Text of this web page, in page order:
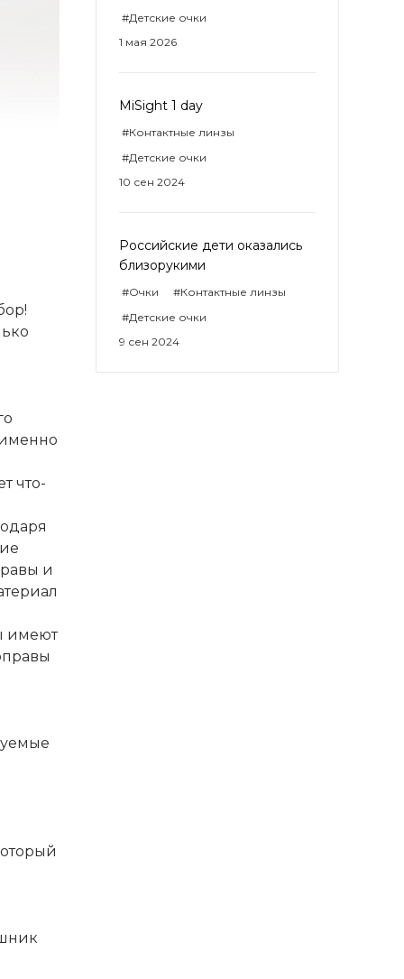
#Детские очки
1 мая 2026
MiSight 1 day
#Контактные линзы
#Детские очки
10 сен 2024
Российские дети оказались
близорукими
#Очки
#Контактные линзы
#Детские очки
9 сен 2024
что-
и
имеют